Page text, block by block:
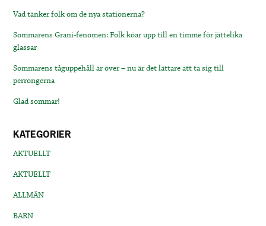
Vad tänker folk om de nya stationerna?
Sommarens Grani-fenomen: Folk köar upp till en timme för jättelika
glassar
Sommarens tåguppehåll är över – nu är det lättare att ta sig till
perrongerna
Glad sommar!
KATEGORIER
AKTUELLT
AKTUELLT
ALLMÄN
BARN